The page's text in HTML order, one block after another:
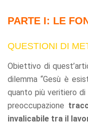
PARTE I: LE
QUESTIONI DI
Obiettivo di
dilemma “Gesù è
quanto più veritiero di
preoccupazione
invalicabile tra il
cookies,
functionality
disappear
from the
website.
Marketing